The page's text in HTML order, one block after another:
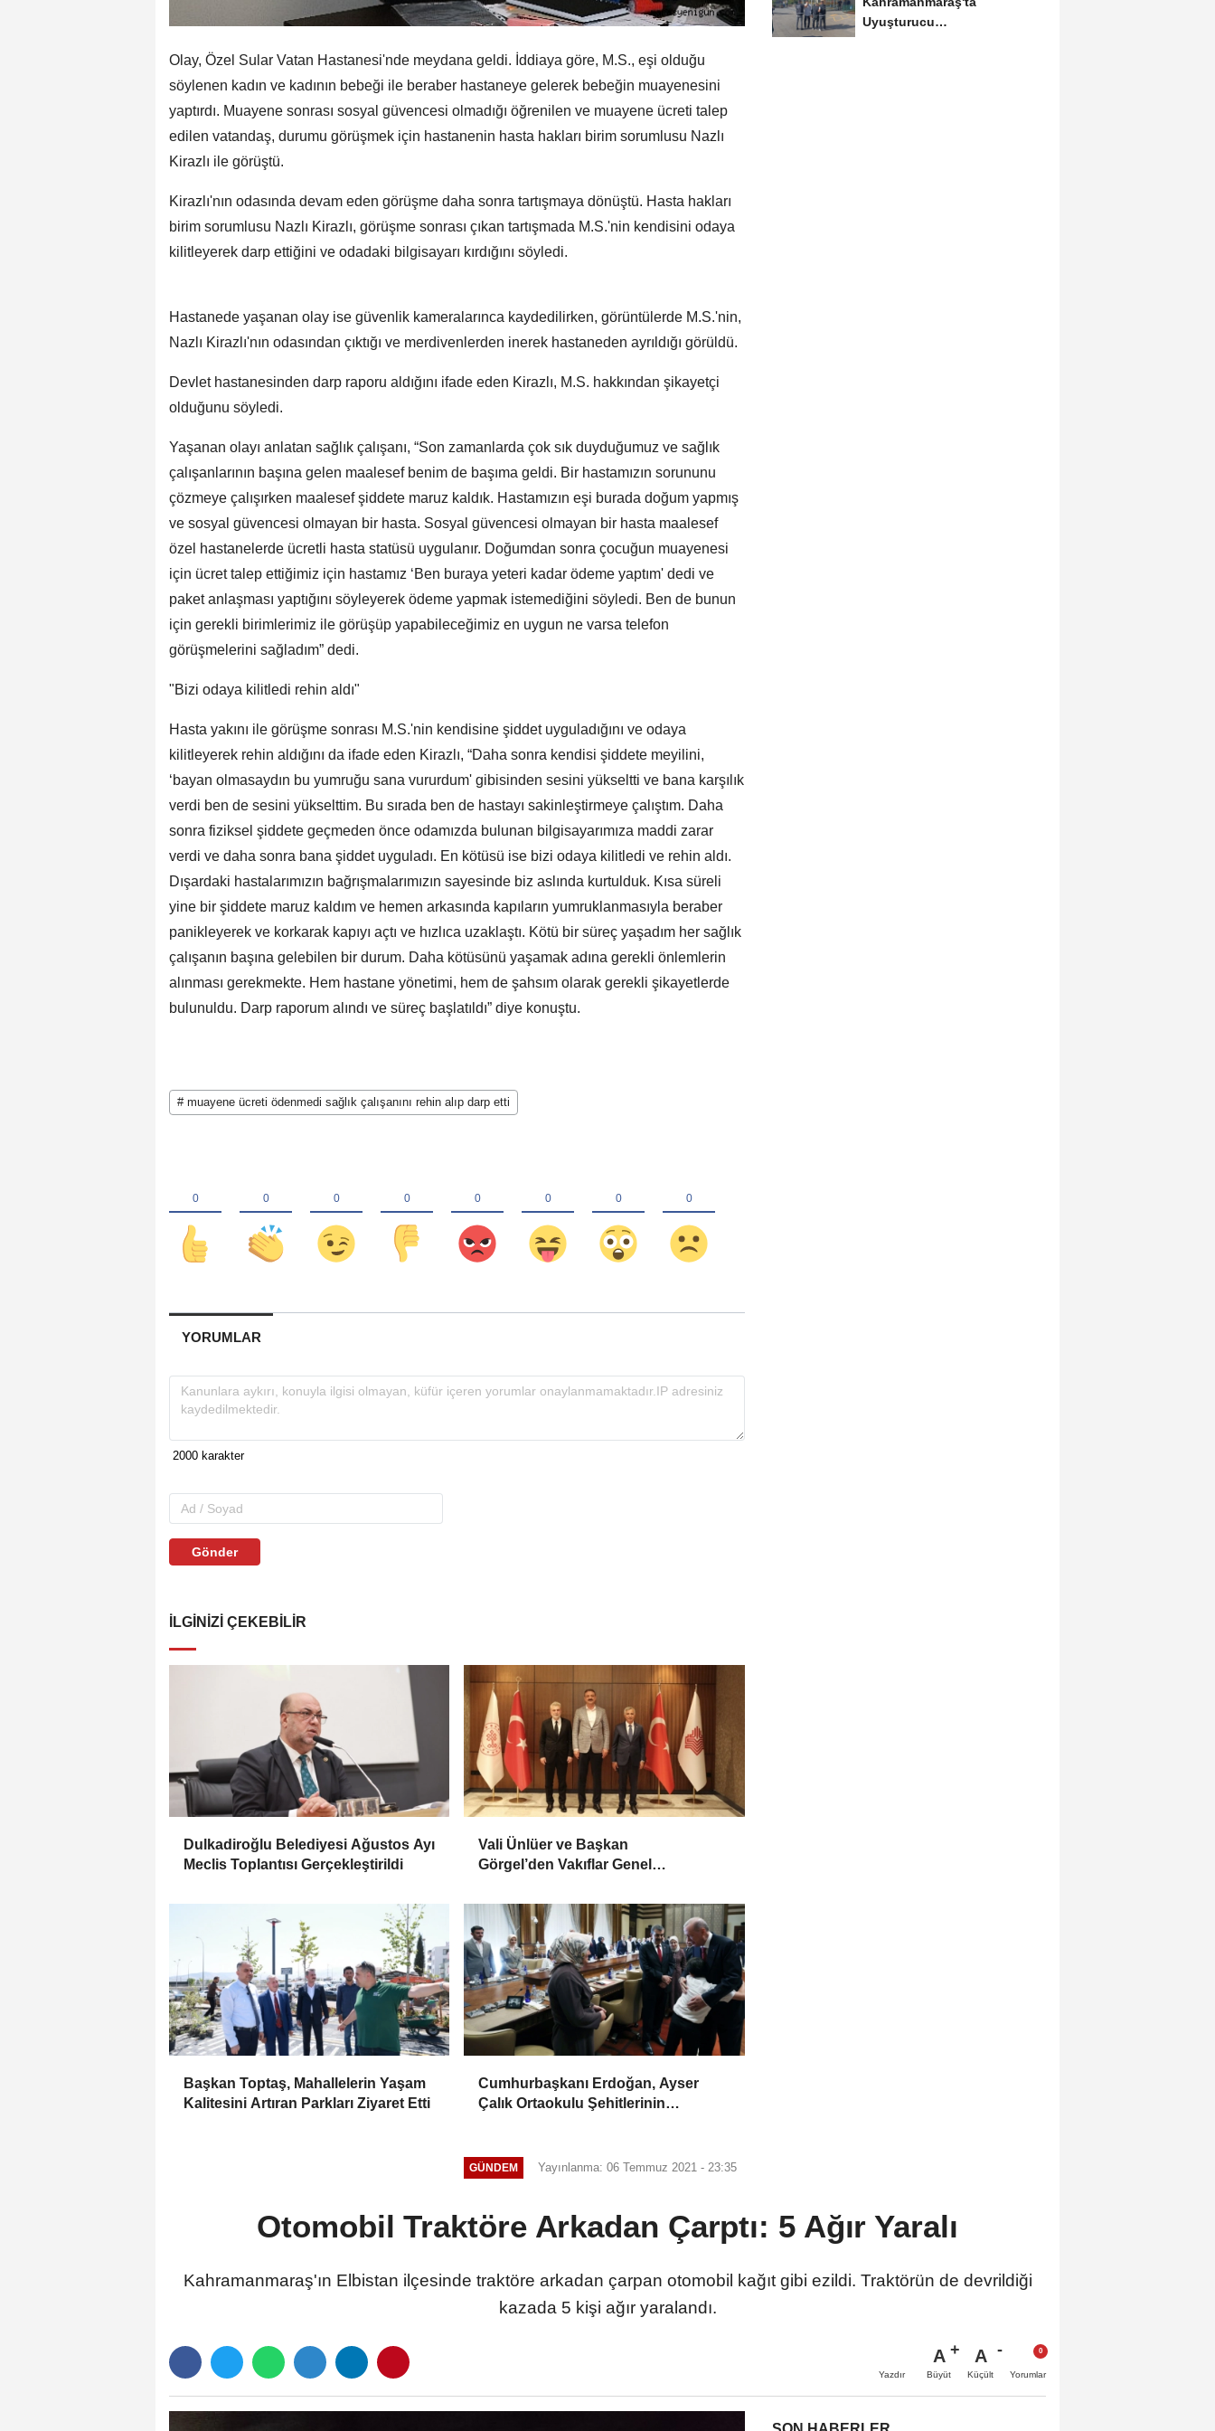
Olay, Özel Sular Vatan Hastanesi'nde meydana geldi. İddiaya göre, M.S., eşi olduğu
söylenen kadın ve kadının bebeği ile beraber hastaneye gelerek bebeğin muayenesini
yaptırdı. Muayene sonrası sosyal güvencesi olmadığı öğrenilen ve muayene ücreti talep
edilen vatandaş, durumu görüşmek için hastanenin hasta hakları birim sorumlusu Nazlı
Kirazlı ile görüştü.
Kirazlı'nın odasında devam eden görüşme daha sonra tartışmaya dönüştü. Hasta hakları
birim sorumlusu Nazlı Kirazlı, görüşme sonrası çıkan tartışmada M.S.'nin kendisini odaya
kilitleyerek darp ettiğini ve odadaki bilgisayarı kırdığını söyledi.
Hastanede yaşanan olay ise güvenlik kameralarınca kaydedilirken, görüntülerde M.S.'nin,
Nazlı Kirazlı'nın odasından çıktığı ve merdivenlerden inerek hastaneden ayrıldığı görüldü.
Devlet hastanesinden darp raporu aldığını ifade eden Kirazlı, M.S. hakkından şikayetçi
olduğunu söyledi.
Yaşanan olayı anlatan sağlık çalışanı, “Son zamanlarda çok sık duyduğumuz ve sağlık
çalışanlarının başına gelen maalesef benim de başıma geldi. Bir hastamızın sorununu
çözmeye çalışırken maalesef şiddete maruz kaldık. Hastamızın eşi burada doğum yapmış
ve sosyal güvencesi olmayan bir hasta. Sosyal güvencesi olmayan bir hasta maalesef
özel hastanelerde ücretli hasta statüsü uygulanır. Doğumdan sonra çocuğun muayenesi
için ücret talep ettiğimiz için hastamız ‘Ben buraya yeteri kadar ödeme yaptım' dedi ve
paket anlaşması yaptığını söyleyerek ödeme yapmak istemediğini söyledi. Ben de bunun
için gerekli birimlerimiz ile görüşüp yapabileceğimiz en uygun ne varsa telefon
görüşmelerini sağladım” dedi.
"Bizi odaya kilitledi rehin aldı"
Hasta yakını ile görüşme sonrası M.S.'nin kendisine şiddet uyguladığını ve odaya
kilitleyerek rehin aldığını da ifade eden Kirazlı, “Daha sonra kendisi şiddete meyilini,
‘bayan olmasaydın bu yumruğu sana vururdum' gibisinden sesini yükseltti ve bana karşılık
verdi ben de sesini yükselttim. Bu sırada ben de hastayı sakinleştirmeye çalıştım. Daha
sonra fiziksel şiddete geçmeden önce odamızda bulunan bilgisayarımıza maddi zarar
verdi ve daha sonra bana şiddet uyguladı. En kötüsü ise bizi odaya kilitledi ve rehin aldı.
Dışardaki hastalarımızın bağrışmalarımızın sayesinde biz aslında kurtulduk. Kısa süreli
yine bir şiddete maruz kaldım ve hemen arkasında kapıların yumruklanmasıyla beraber
panikleyerek ve korkarak kapıyı açtı ve hızlıca uzaklaştı. Kötü bir süreç yaşadım her sağlık
çalışanın başına gelebilen bir durum. Daha kötüsünü yaşamak adına gerekli önlemlerin
alınması gerekmekte. Hem hastane yönetimi, hem de şahsım olarak gerekli şikayetlerde
bulunuldu. Darp raporum alındı ve süreç başlatıldı” diye konuştu.
# muayene ücreti ödenmedi sağlık çalışanını rehin alıp darp etti
YORUMLAR
Gönder
İLGINIZI ÇEKEBILIR
Dulkadiroğlu Belediyesi Ağustos Ayı
Meclis Toplantısı Gerçekleştirildi
Vali Ünlüer ve Başkan
Görgel’den Vakıflar Genel
Başkan Toptaş, Mahallelerin Yaşam
Kalitesini Artıran Parkları Ziyaret Etti
Cumhurbaşkanı Erdoğan, Ayser
Çalık Ortaokulu Şehitlerinin
Uyuşturucu
GÜNDEM Yayınlanma: 06 Temmuz 2021 - 23:35
Otomobil Traktöre Arkadan Çarptı: 5 Ağır Yaralı
Kahramanmaraş'ın Elbistan ilçesinde traktöre arkadan çarpan otomobil kağıt gibi ezildi. Traktörün de devrildiği
kazada 5 kişi ağır yaralandı.
Yazdır
A
Büyüt
A
Küçült Yorumlar